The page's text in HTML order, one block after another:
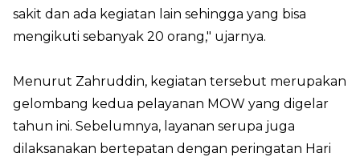
sakit dan ada kegiatan lain sehingga yang bisa
mengikuti sebanyak 20 orang," ujarnya.
Menurut Zahruddin, kegiatan tersebut merupakan
gelombang kedua pelayanan MOW yang digelar
tahun ini. Sebelumnya, layanan serupa juga
dilaksanakan bertepatan dengan peringatan Hari